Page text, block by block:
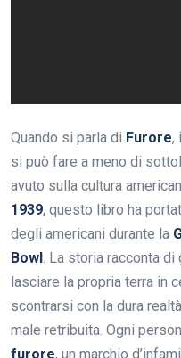
Quando si parla di Furore,
si può fare a meno di
avuto sulla cultura
1939, questo libro ha
degli americani durante la
Bowl . La storia racconta
lasciare la propria terra in
scontrarsi con la dura
male retribuita. Ogni
furore, un marchio